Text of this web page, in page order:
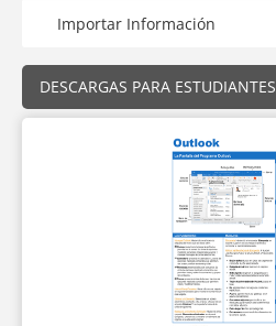
Importar Información
DESCARGAS PARA ESTUDIANTES